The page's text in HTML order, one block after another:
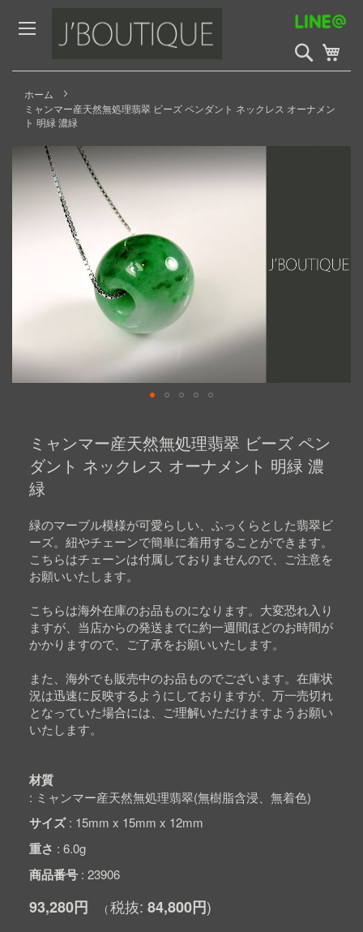
to
Content
検
索
開
ホーム
ミャンマー産天然無処理翡翠 ビーズ ペンダント ネックレス オーナメン
ト 明緑 濃緑
Skip
to
the
beginning
images
ミャンマー産天然無処理翡翠 ビーズ ペン
ダント ネックレス オーナメント 明緑 濃
緑
緑のマーブル模様が可愛らしい、ふっくらとした翡翠ビ
ーズ。紐やチェーンで簡単に着用することができます。
こちらはチェーンは付属しておりませんので、ご注意を
お願いいたします。
こちらは海外在庫のお品ものになります。大変恐れ入り
ますが、当店からの発送までに約一週間ほどのお時間が
かかりますので、ご了承をお願いいたします。
また、海外でも販売中のお品ものでございます。在庫状
況は迅速に反映するようにしておりますが、万一売切れ
となっていた場合には、ご理解いただけますようお願い
いたします。
材質
ミャンマー産天然無処理翡翠(無樹脂含浸、無着色)
サイズ 15mm x 15mm x 12mm
重さ 6.0g
商品番号 23906
93,280円 84,800円